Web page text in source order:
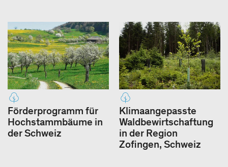
Förderprogramm für
Hochstammbäume in
der Schweiz
Klimaangepasste
Waldbewirtschaftung
in der Region
Zofingen, Schweiz